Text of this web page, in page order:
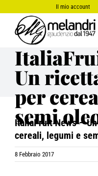
al
contenuto
Il mio account
Un
per
semi
ItaliaFruit News –
cereali, legumi e
8 Febbraio 2017